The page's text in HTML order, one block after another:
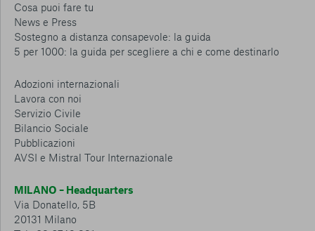
Cosa puoi fare tu
News e Press
Sostegno a distanza consapevole: la guida
5 per 1000: la guida per scegliere a chi e come destinarlo
Adozioni internazionali
Lavora con noi
Servizio Civile
Bilancio Sociale
Pubblicazioni
AVSI e Mistral Tour Internazionale
MILANO – Headquarters
Via Donatello, 5B
20131 Milano